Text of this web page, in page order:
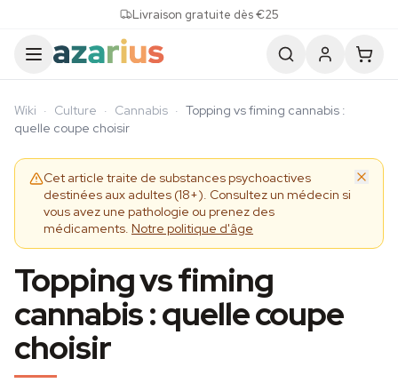
Livraison gratuite dès €25
Wiki · Culture · Cannabis · Topping vs fiming cannabis :
quelle coupe choisir
Cet article traite de substances psychoactives
destinées aux adultes (18+). Consultez un médecin si
vous avez une pathologie ou prenez des
médicaments. Notre politique d'âge
Topping vs fiming
cannabis : quelle coupe
choisir